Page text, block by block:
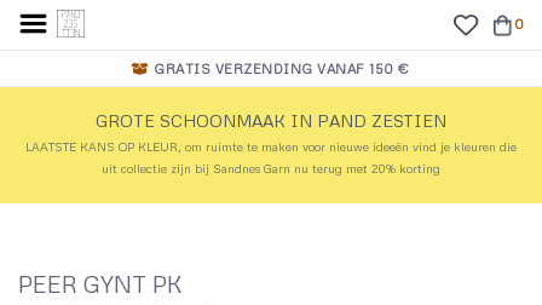
0
GRATIS VERZENDING VANAF 150 €
GROTE SCHOONMAAK IN PAND ZESTIEN
LAATSTE KANS OP KLEUR, om ruimte te maken voor nieuwe ideeën vind je kleuren die
uit collectie zijn bij Sandnes Garn nu terug met 20% korting
PEER GYNT PK